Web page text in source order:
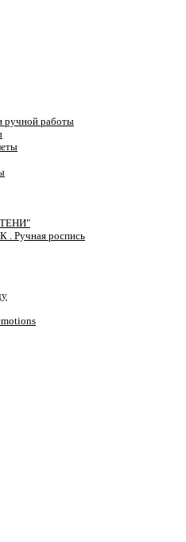
ручной работы
ТЕНИ"
роспись